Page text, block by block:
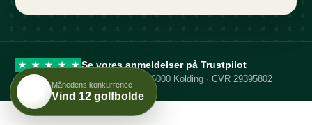
Greenen ApS · Rytterskolevej 4 · 6000 Kolding · CVR 29395802
★ ★ ★ ★ ★ Se vores anmeldelser på Trustpilot
Månedens konkurrence
Vind 12 golfbolde